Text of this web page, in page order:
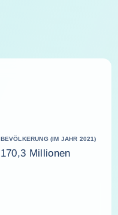
BEVÖLKERUNG (IM JAHR 2021)
170,3 Millionen